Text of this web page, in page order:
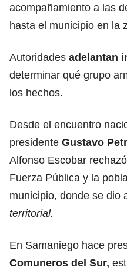
acompañamiento a las
hasta el municipio en la
Autoridades adelantan
determinar qué grupo
los hechos.
Desde el encuentro
presidente Gustavo
Alfonso Escobar
Fuerza Pública y la
municipio, donde se dio
territorial.
En Samaniego hace
Comuneros del Sur,